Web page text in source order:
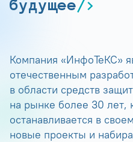
будущее
Компания «ИнфоТеКС»
отечественным
в области средств
на рынке более 30 лет,
останавливается в
новые проекты и